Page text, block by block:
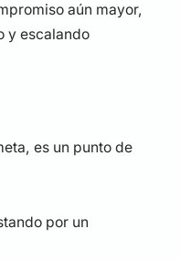
aún mayor,
y escalando
es un punto de
por un